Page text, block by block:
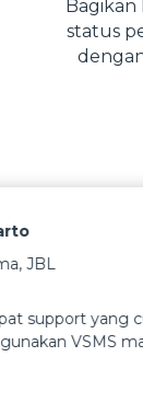
Bagikan
status
Sejauh
McEasy